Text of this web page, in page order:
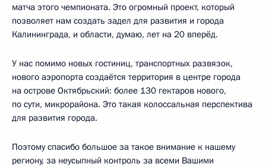
матча этого чемпионата. Это огромный проект, который
позволяет нам создать задел для развития и города
Калининграда, и области, думаю, лет на 20 вперёд.
У нас помимо новых гостиниц, транспортных развязок,
нового аэропорта создаётся территория в центре города
на острове Октябрьский: более 130 гектаров нового,
по сути, микрорайона. Это такая колоссальная перспектива
для развития города.
Поэтому спасибо большое за такое внимание к нашему
региону, за неусыпный контроль за всеми Вашими